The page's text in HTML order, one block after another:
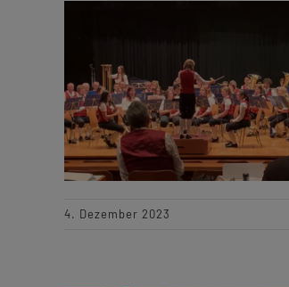
4. Dezember 2023